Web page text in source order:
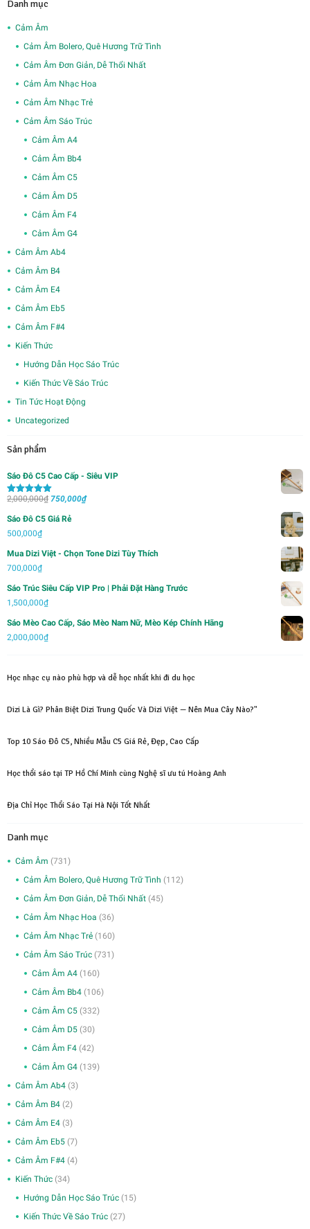
Danh mục
Cảm Âm
Cảm Âm Bolero, Quê Hương Trữ Tình
Cảm Âm Đơn Giản, Dễ Thổi Nhất
Cảm Âm Nhạc Hoa
Cảm Âm Nhạc Trẻ
Cảm Âm Sáo Trúc
Cảm Âm A4
Cảm Âm Bb4
Cảm Âm C5
Cảm Âm D5
Cảm Âm F4
Cảm Âm G4
Cảm Âm Ab4
Cảm Âm B4
Cảm Âm E4
Cảm Âm Eb5
Cảm Âm F#4
Kiến Thức
Hướng Dẫn Học Sáo Trúc
Kiến Thức Về Sáo Trúc
Tin Tức Hoạt Động
Uncategorized
Sản phẩm
Sáo Đô C5 Cao Cấp - Siêu VIP
Được xếp
sao
2,000,000₫ Giá
750,000₫Giá
750,000₫.
Sáo Đô C5 Giá Rẻ
500,000₫
Mua Dizi Việt - Chọn Tone Dizi Tùy Thích
700,000₫
Sáo Trúc Siêu Cấp VIP Pro | Phải Đặt Hàng Trước
1,500,000₫
Sáo Mèo Cao Cấp, Sáo Mèo Nam Nữ, Mèo Kép Chính Hãng
2,000,000₫
Học nhạc cụ nào phù hợp và dễ học nhất khi đi du học
Dizi Là Gì? Phân Biệt Dizi Trung Quốc Và Dizi Việt — Nên Mua Cây Nào?"
Top 10 Sáo Đô C5, Nhiều Mẫu C5 Giá Rẻ, Đẹp, Cao Cấp
Học thổi sáo tại TP Hồ Chí Minh cùng Nghệ sĩ ưu tú Hoàng Anh
Địa Chỉ Học Thổi Sáo Tại Hà Nội Tốt Nhất
Danh mục
Cảm Âm (731)
Cảm Âm Bolero, Quê Hương Trữ Tình (112)
Cảm Âm Đơn Giản, Dễ Thổi Nhất (45)
Cảm Âm Nhạc Hoa (36)
Cảm Âm Nhạc Trẻ (160)
Cảm Âm Sáo Trúc (731)
Cảm Âm A4 (160)
Cảm Âm Bb4 (106)
Cảm Âm C5 (332)
Cảm Âm D5 (30)
Cảm Âm F4 (42)
Cảm Âm G4 (139)
Cảm Âm Ab4 (3)
Cảm Âm B4 (2)
Cảm Âm E4 (3)
Cảm Âm Eb5 (7)
Cảm Âm F#4 (4)
Kiến Thức (34)
Hướng Dẫn Học Sáo Trúc (15)
Kiến Thức Về Sáo Trúc (27)